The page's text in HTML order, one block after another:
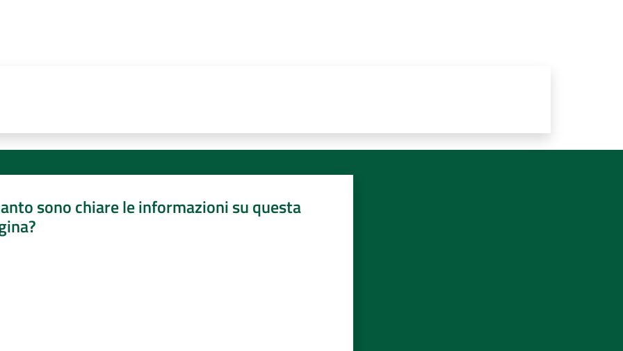
sono chiare le informazioni su questa